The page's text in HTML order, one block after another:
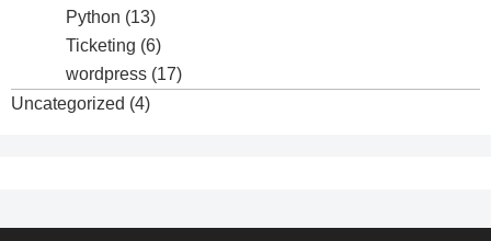
Python (13)
Ticketing (6)
wordpress (17)
Uncategorized (4)